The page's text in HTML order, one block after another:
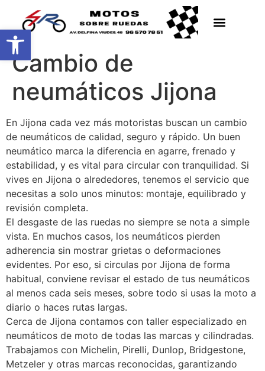
Abrir barra de herramientas
Cambio de
neumáticos Jijona
En Jijona cada vez más motoristas buscan un cambio
de neumáticos de calidad, seguro y rápido. Un buen
neumático marca la diferencia en agarre, frenado y
estabilidad, y es vital para circular con tranquilidad. Si
vives en Jijona o alrededores, tenemos el servicio que
necesitas a solo unos minutos: montaje, equilibrado y
revisión completa.
El desgaste de las ruedas no siempre se nota a simple
vista. En muchos casos, los neumáticos pierden
adherencia sin mostrar grietas o deformaciones
evidentes. Por eso, si circulas por Jijona de forma
habitual, conviene revisar el estado de tus neumáticos
al menos cada seis meses, sobre todo si usas la moto a
diario o haces rutas largas.
Cerca de Jijona contamos con taller especializado en
neumáticos de moto de todas las marcas y cilindradas.
Trabajamos con Michelin, Pirelli, Dunlop, Bridgestone,
Metzeler y otras marcas reconocidas, garantizando